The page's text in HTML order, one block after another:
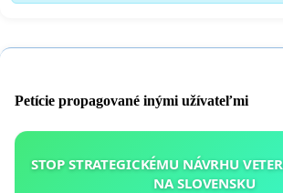
Petície propagované inými užívateľmi
STOP STRATEGICKÉMU NÁVRHU
NA SLOVENSKU